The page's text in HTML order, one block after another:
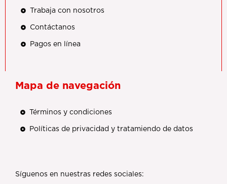
Trabaja con nosotros
Contáctanos
Pagos en línea
Mapa de navegación
Términos y condiciones
Políticas de privacidad y tratamiendo de datos
Síguenos en nuestras redes sociales: